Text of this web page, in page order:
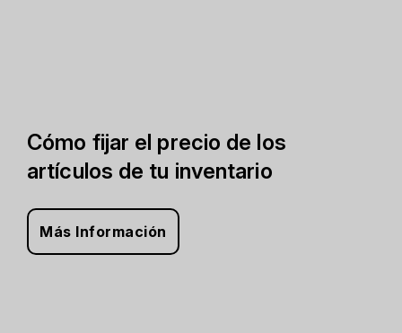
Cómo fijar el precio de los
artículos de tu inventario
Más Información